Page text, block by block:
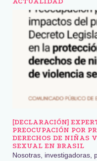
[DECLARACIÓN]
PREOCUPACIÓN POR
DERECHOS DE NIÑAS
SEXUAL EN BRASIL
Nosotras, investigadoras,